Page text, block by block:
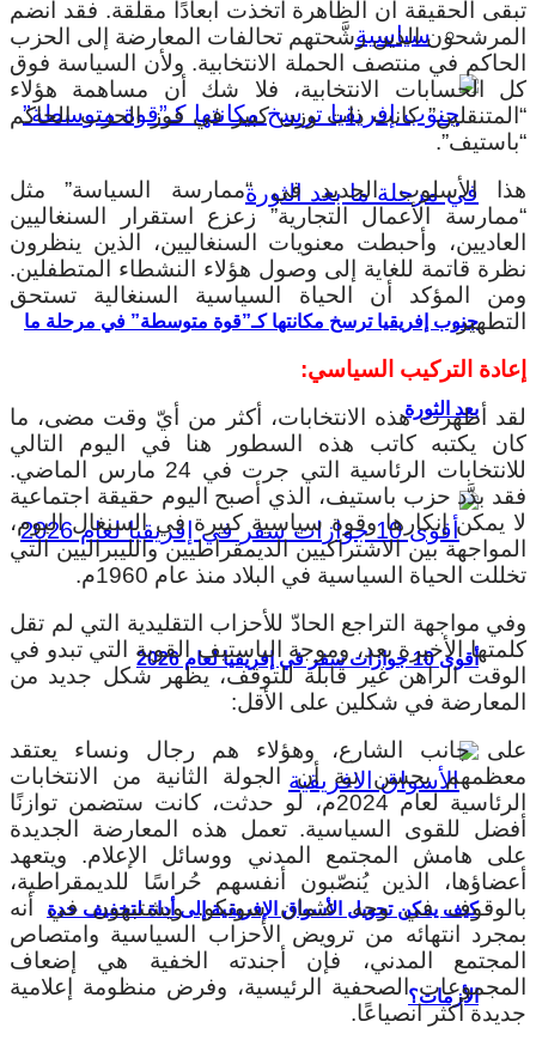
سياسية
جنوب إفريقيا ترسخ مكانتها كـ”قوة متوسطة” في مرحلة ما
بعد الثورة
أقوى 10 جوازات سفر في إفريقيا لعام 2026
كيف يمكن تحويل الأسواق الإفريقية إلى أداة لتخفيف حدة
الأزمات؟
تبقى الحقيقة أن الظاهرة اتخذت أبعادًا مقلقة. فقد انضم
المرشحون الذين رشَّحتهم تحالفات المعارضة إلى الحزب
الحاكم في منتصف الحملة الانتخابية. ولأن السياسة فوق
كل الحسابات الانتخابية، فلا شك أن مساهمة هؤلاء
“المتنقلين” كانت ذات وزن كبير في فوز الحزب الحاكم
“باستيف”.
هذا الأسلوب الجديد في “ممارسة السياسة” مثل
“ممارسة الأعمال التجارية” زعزع استقرار السنغاليين
العاديين، وأحبطت معنويات السنغاليين، الذين ينظرون
نظرة قاتمة للغاية إلى وصول هؤلاء النشطاء المتطفلين.
ومن المؤكد أن الحياة السياسية السنغالية تستحق
التطهير.
إعادة التركيب السياسي:
لقد أظهرت هذه الانتخابات، أكثر من أيّ وقت مضى، ما
كان يكتبه كاتب هذه السطور هنا في اليوم التالي
للانتخابات الرئاسية التي جرت في 24 مارس الماضي.
فقد بدَّد حزب باستيف، الذي أصبح اليوم حقيقة اجتماعية
لا يمكن إنكارها وقوة سياسية كبيرة في السنغال اليوم،
المواجهة بين الاشتراكيين الديمقراطيين والليبراليين التي
تخللت الحياة السياسية في البلاد منذ عام 1960م.
وفي مواجهة التراجع الحادّ للأحزاب التقليدية التي لم تقل
كلمتها الأخيرة بعد، وموجة الباستيف القوية التي تبدو في
الوقت الراهن غير قابلة للتوقف، يظهر شكل جديد من
المعارضة في شكلين على الأقل:
على جانب الشارع، وهؤلاء هم رجال ونساء يعتقد
معظمهم بحسن نية أن الجولة الثانية من الانتخابات
الرئاسية لعام 2024م، لو حدثت، كانت ستضمن توازنًا
أفضل للقوى السياسية. تعمل هذه المعارضة الجديدة
على هامش المجتمع المدني ووسائل الإعلام. ويتعهد
أعضاؤها، الذين يُنصّبون أنفسهم حُراسًا للديمقراطية،
بالوقوف في وجه عثمان سونكو. ويشتبهون في أنه
بمجرد انتهائه من ترويض الأحزاب السياسية وامتصاص
المجتمع المدني، فإن أجندته الخفية هي إضعاف
المجموعات الصحفية الرئيسية، وفرض منظومة إعلامية
جديدة أكثر انصياعًا.